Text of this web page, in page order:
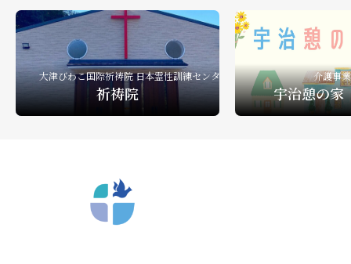
大津びわこ国際祈祷院 日本霊性訓練センター
祈祷院
介護事
宇治憩の